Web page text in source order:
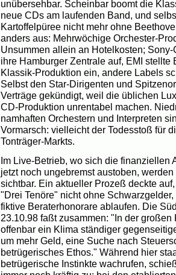
unübersehbar. Scheinbar boomt die
neue CDs am laufenden Band, und
Kartoffelpüree nicht mehr ohne
anders aus: Mehrwöchige Orchester-
Unsummen allein an Hotelkosten;
ihre Hamburger Zentrale auf, EMI stellte
Klassik-Produktion ein, andere Labels
Selbst den Star-Dirigenten und
Verträge gekündigt, weil die üblichen
CD-Produktion unrentabel machen.
namhaften Orchestern und Interpreten
Vormarsch: vielleicht der Todesstoß für
Tonträger-Markts.
Im Live-Betrieb, wo sich die finanziellen
jetzt noch ungebremst austoben,
sichtbar. Ein aktueller Prozeß deckte
"Drei Tenöre" nicht ohne
fiktive Beraterhonorare ablaufen. Die
23.10.98 faßt zusammen: "In der
offenbar ein Klima ständiger
um mehr Geld, eine Suche nach
betrügerisches Ethos." Während hier
betrügerische Instinkte wachrufen,